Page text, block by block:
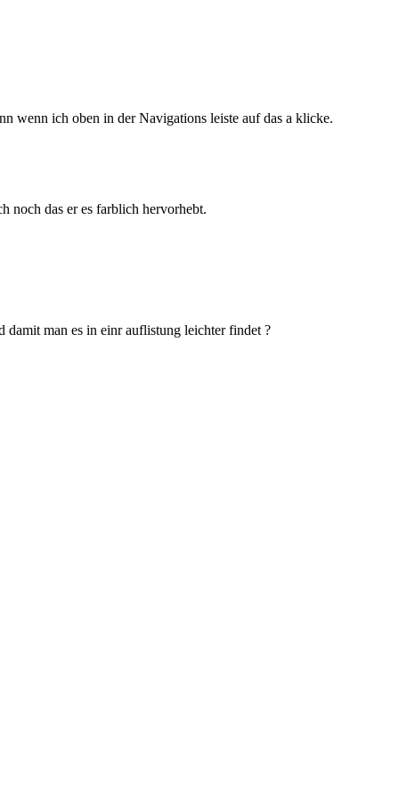
wenn ich oben in der Navigations leiste auf das a klicke.
noch das er es farblich hervorhebt.
man es in einr auflistung leichter findet ?